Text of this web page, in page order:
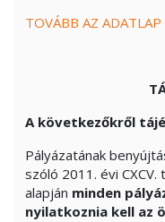
TOVÁBB AZ
A következőkről
Pályázatának
szóló 2011. évi
alapján minden
nyilatkoznia kell az